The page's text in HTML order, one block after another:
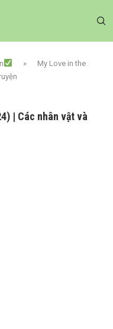
»
My Love in the
| Các nhân vật và